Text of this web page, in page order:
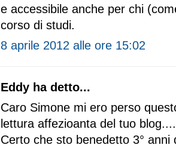
e accessibile anche per chi
corso di studi.
8 aprile 2012 alle ore 15:02
Eddy ha detto...
Caro Simone mi ero perso
lettura affezioanta del tuo blog....
Certo che sto benedetto 3°